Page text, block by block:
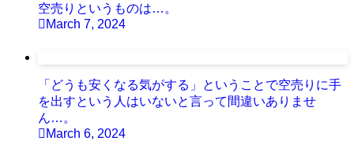
空売りというものは…。
March 7, 2024
「どうも安くなる気がする」ということで空売りに手
を出すという人はいないと言って間違いありませ
ん…。
March 6, 2024